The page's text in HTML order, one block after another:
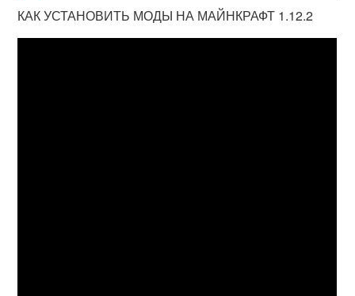
КАК УСТАНОВИТЬ МОДЫ НА МАЙНКРАФТ 1.12.2